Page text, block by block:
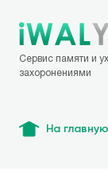
Сервис памяти и
захоронениями
На главную